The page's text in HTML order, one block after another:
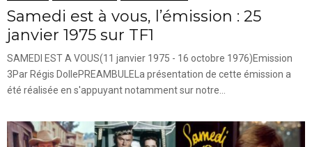
Samedi est à vous, l’émission : 25
janvier 1975 sur TF1
SAMEDI EST A VOUS(11 janvier 1975 - 16 octobre 1976)Emission
3Par Régis DollePREAMBULELa présentation de cette émission a
été réalisée en s'appuyant notamment sur notre...